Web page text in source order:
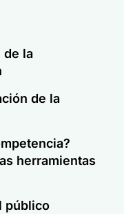
de la
de la
herramientas
público